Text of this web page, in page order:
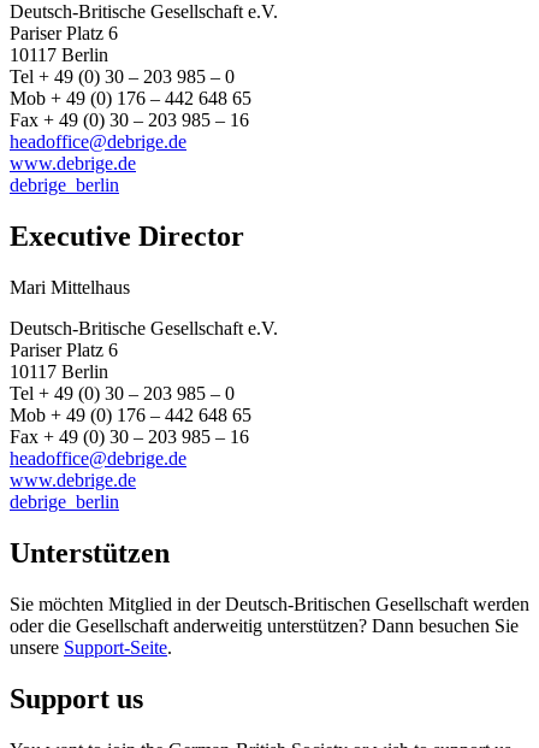
Deutsch-Britische Gesellschaft e.V.
Pariser Platz 6
10117 Berlin
Tel + 49 (0) 30 – 203 985 – 0
Mob + 49 (0) 176 – 442 648 65
Fax + 49 (0) 30 – 203 985 – 16
headoffice@debrige.de
www.debrige.de
debrige_berlin
Executive Director
Mari Mittelhaus
Deutsch-Britische Gesellschaft e.V.
Pariser Platz 6
10117 Berlin
Tel + 49 (0) 30 – 203 985 – 0
Mob + 49 (0) 176 – 442 648 65
Fax + 49 (0) 30 – 203 985 – 16
headoffice@debrige.de
www.debrige.de
debrige_berlin
Unterstützen
Sie möchten Mitglied in der Deutsch-Britischen Gesellschaft werden
oder die Gesellschaft anderweitig unterstützen? Dann besuchen Sie
unsere Support-Seite.
Support us